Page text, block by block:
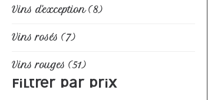
Vins d'exception(8)
Vins rosés (7)
Vins rouges (51)
Filtrer par prix